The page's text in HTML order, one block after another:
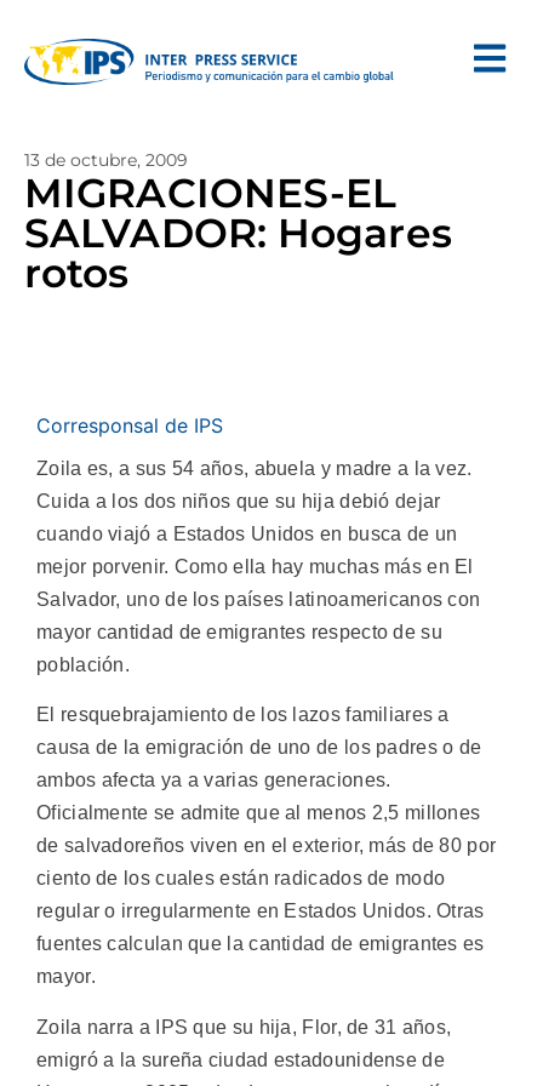
13 de octubre, 2009
MIGRACIONES-EL
SALVADOR: Hogares
rotos
Corresponsal de IPS
Zoila es, a sus 54 años, abuela y madre a la vez.
Cuida a los dos niños que su hija debió dejar
cuando viajó a Estados Unidos en busca de un
mejor porvenir. Como ella hay muchas más en El
Salvador, uno de los países latinoamericanos con
mayor cantidad de emigrantes respecto de su
población.
El resquebrajamiento de los lazos familiares a
causa de la emigración de uno de los padres o de
ambos afecta ya a varias generaciones.
Oficialmente se admite que al menos 2,5 millones
de salvadoreños viven en el exterior, más de 80 por
ciento de los cuales están radicados de modo
regular o irregularmente en Estados Unidos. Otras
fuentes calculan que la cantidad de emigrantes es
mayor.
Zoila narra a IPS que su hija, Flor, de 31 años,
emigró a la sureña ciudad estadounidense de